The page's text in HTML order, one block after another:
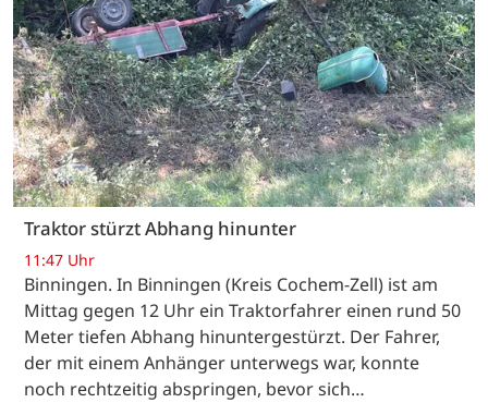
Traktor stürzt Abhang hinunter
11:47 Uhr
Binningen. In Binningen (Kreis Cochem-Zell) ist am
Mittag gegen 12 Uhr ein Traktorfahrer einen rund 50
Meter tiefen Abhang hinuntergestürzt. Der Fahrer,
der mit einem Anhänger unterwegs war, konnte
noch rechtzeitig abspringen, bevor sich…